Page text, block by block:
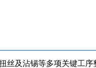
丝及沾锡等多项关键工